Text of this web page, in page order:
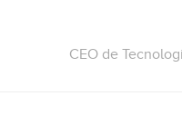
CEO de